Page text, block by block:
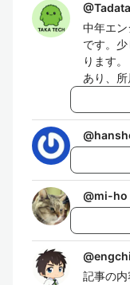
@
中年エ
です。
ります
あり、所
@
@mi-ho
@
記事の